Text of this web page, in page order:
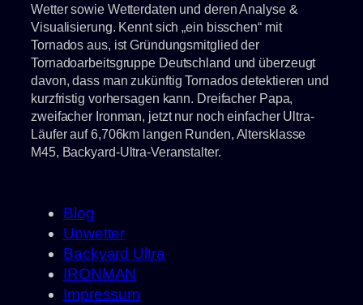
Wetter sowie Wetterdaten und deren Analyse &
Visualisierung. Kennt sich „ein bisschen“ mit
Tornados aus, ist Gründungsmitglied der
Tornadoarbeitsgruppe Deutschland und überzeugt
davon, dass man zukünftig Tornados detektieren und
kurzfristig vorhersagen kann. Dreifacher Papa,
zweifacher Ironman, jetzt nur noch einfacher Ultra-
Läufer auf 6,706km langen Runden, Altersklasse
M45, Backyard-Ultra-Veranstalter.
Blog
Unwetter
Backyard Ultra
IRONMAN
Impressum